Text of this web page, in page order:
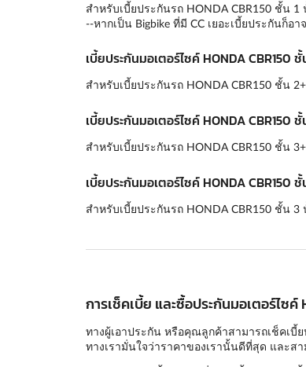
สำหรับเบี้ยประกันรถ HONDA CBR150 ชั้น
--หากเป็น Bigbike ที่มี CC เยอะเบี้ยประกันก็อ
เบี้ยประกันมอเตอร์ไซค์ HONDA CBR150 ชั้
สำหรับเบี้ยประกันรถ HONDA CBR150 ชั้น
เบี้ยประกันมอเตอร์ไซค์ HONDA CBR150 ชั้
สำหรับเบี้ยประกันรถ HONDA CBR150 ชั้น
เบี้ยประกันมอเตอร์ไซค์ HONDA CBR150 ชั้
สำหรับเบี้ยประกันรถ HONDA CBR150 ชั้น
การเช็คเบี้ย และซื้อประกันมอเตอร์ไซค์
ทางผู้เอาประกัน หรือคุณลูกค้าสามารถเช็คเบี้
ทางเรามั่นใจว่าราคาของเรานั้นดีที่สุด และส